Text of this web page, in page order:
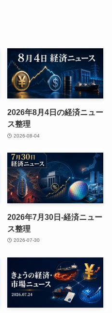
2026年8月4日の経済ニュー
ス整理
2026-08-04
2026年7月30日-経済ニュー
ス整理
2026-07-30